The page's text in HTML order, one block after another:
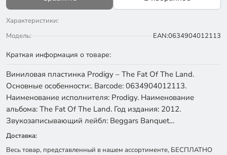
Характеристики:
Модель:
EAN:0634904012113
Краткая информация о товаре:
Виниловая пластинка Prodigy – The Fat Of The Land.
Основные особенности:. Barcode: 0634904012113.
Наименование исполнителя: Prodigy. Наименование
альбома: The Fat Of The Land. Год издания: 2012.
Звукозаписывающий лейбл: Beggars Banquet…
Доставка:
Весь товар, представленный в нашем ассортименте, БЕСПЛАТНО